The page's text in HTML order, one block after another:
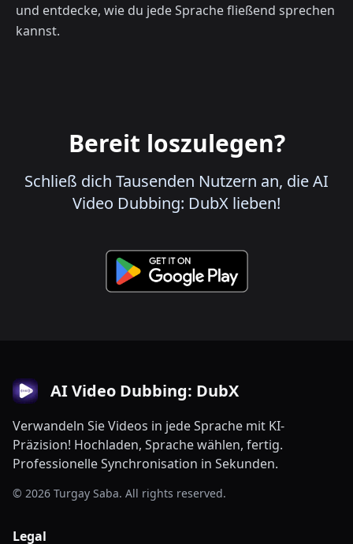
und entdecke, wie du jede Sprache fließend sprechen
kannst.
Bereit loszulegen?
Schließ dich Tausenden Nutzern an, die AI
Video Dubbing: DubX lieben!
AI Video Dubbing: DubX
Verwandeln Sie Videos in jede Sprache mit KI-
Präzision! Hochladen, Sprache wählen, fertig.
Professionelle Synchronisation in Sekunden.
© 2026 Turgay Saba. All rights reserved.
Legal